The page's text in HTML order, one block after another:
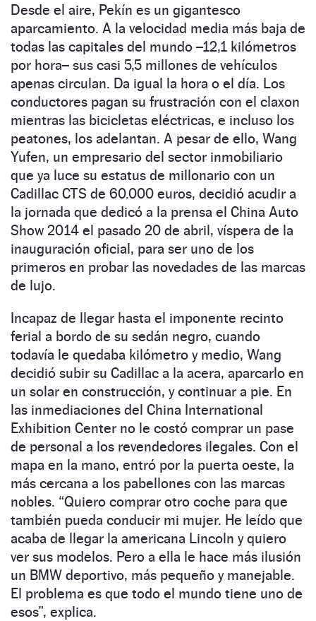
Desde el aire, Pekín es un gigantesco
aparcamiento. A la velocidad media más baja de
todas las capitales del mundo –12,1 kilómetros
por hora– sus casi 5,5 millones de vehículos
apenas circulan. Da igual la hora o el día. Los
conductores pagan su frustración con el claxon
mientras las bicicletas eléctricas, e incluso los
peatones, los adelantan. A pesar de ello, Wang
Yufen, un empresario del sector inmobiliario
que ya luce su estatus de millonario con un
Cadillac CTS de 60.000 euros, decidió acudir a
la jornada que dedicó a la prensa el China Auto
Show 2014 el pasado 20 de abril, víspera de la
inauguración oficial, para ser uno de los
primeros en probar las novedades de las marcas
de lujo.
Incapaz de llegar hasta el imponente recinto
ferial a bordo de su sedán negro, cuando
todavía le quedaba kilómetro y medio, Wang
decidió subir su Cadillac a la acera, aparcarlo en
un solar en construcción, y continuar a pie. En
las inmediaciones del China International
Exhibition Center no le costó comprar un pase
de personal a los revendedores ilegales. Con el
mapa en la mano, entró por la puerta oeste, la
más cercana a los pabellones con las marcas
nobles. “Quiero comprar otro coche para que
también pueda conducir mi mujer. He leído que
acaba de llegar la americana Lincoln y quiero
ver sus modelos. Pero a ella le hace más ilusión
un BMW deportivo, más pequeño y manejable.
El problema es que todo el mundo tiene uno de
esos”, explica.